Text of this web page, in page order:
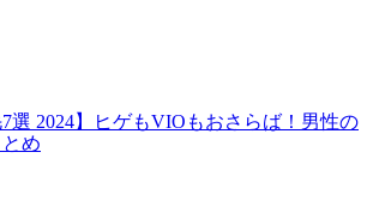
7選 2024】ヒゲもVIOもおさらば！男性の
め